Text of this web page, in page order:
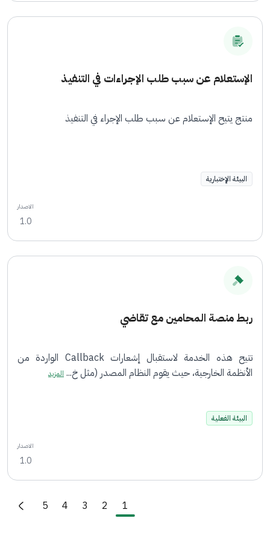
الإستعلام عن سبب طلب الإجراءات في التنفيذ
منتج يتيح الإستعلام عن سبب طلب الإجراء في التنفيذ
البيئة الإختبارية
الاصدار
1.0
ربط منصة المحامين مع تقاضي
تتيح هذه الخدمة لاستقبال إشعارات Callback الواردة من
الأنظمة الخارجية، حيث يقوم النظام المصدر (مثل خ... المزيد
البيئة الفعلية
الاصدار
1.0
Current page
1 الصفحة
2 الصفحة
3 الصفحة
4 الصفحة
5